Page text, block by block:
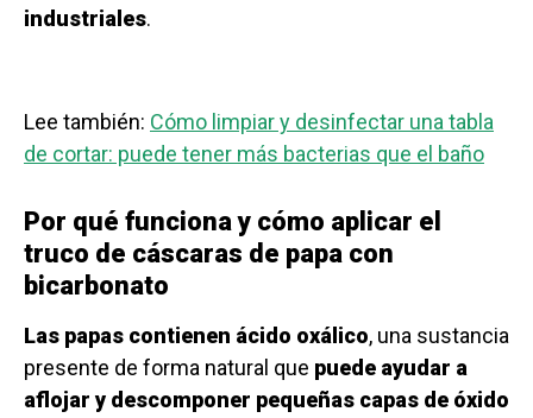
industriales.
Lee también: Cómo limpiar y desinfectar una tabla
de cortar: puede tener más bacterias que el baño
Por qué funciona y cómo aplicar el
truco de cáscaras de papa con
bicarbonato
Las papas contienen ácido oxálico, una sustancia
presente de forma natural que puede ayudar a
aflojar y descomponer pequeñas capas de óxido